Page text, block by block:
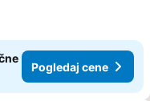
Pogledaj cene